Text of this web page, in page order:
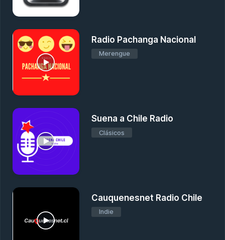
Radio Pachanga Nacional
Merengue
Suena a Chile Radio
Clásicos
Cauquenesnet Radio Chile
Indie